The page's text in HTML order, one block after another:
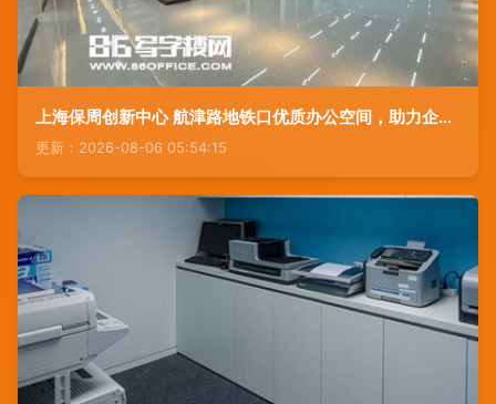
上海保周创新中心 航津路地铁口优质办公空间，助力企业高效发展
更新：2026-08-06 05:54:15